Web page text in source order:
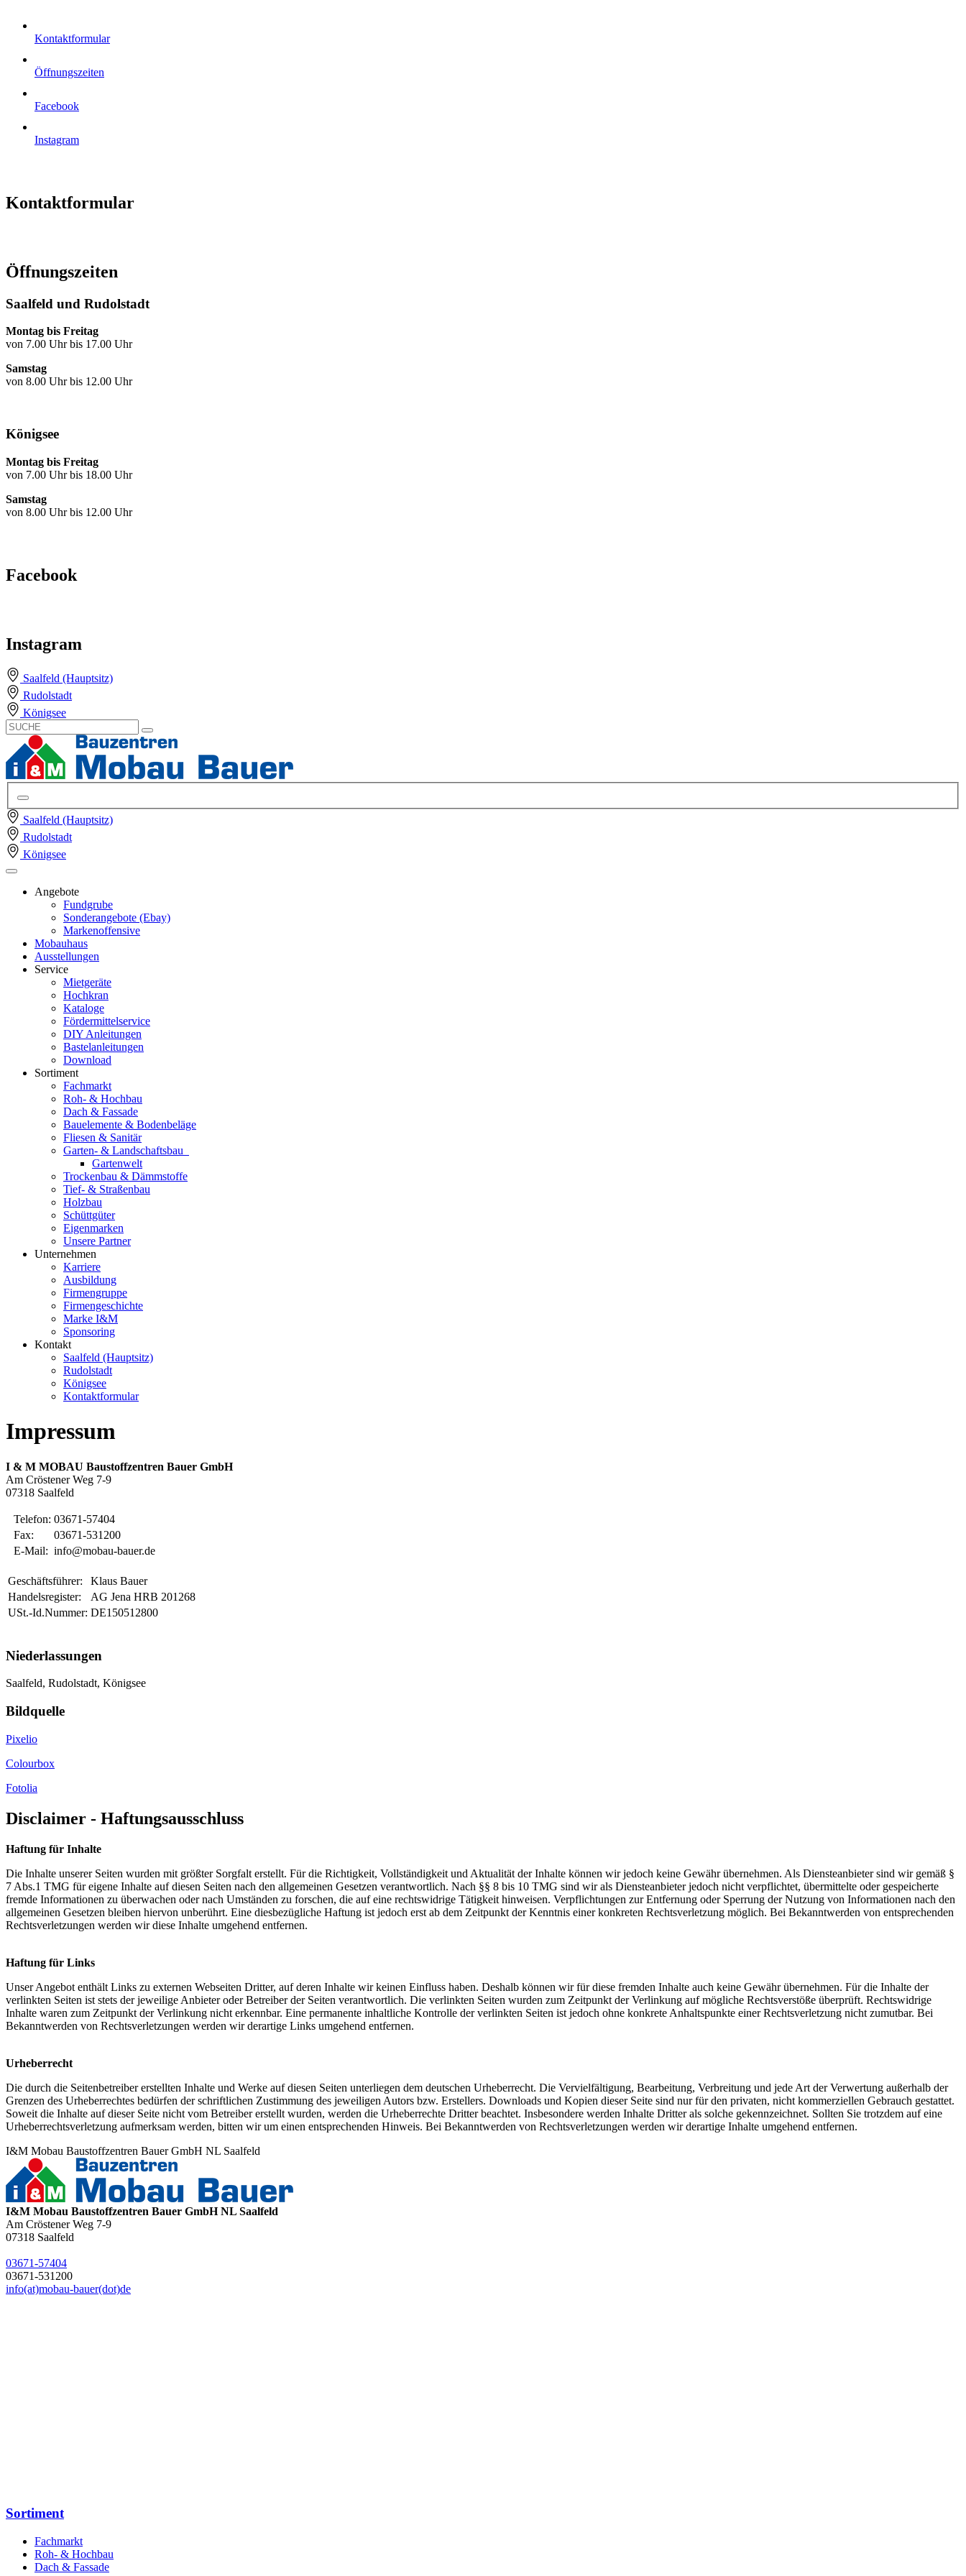
Kontaktformular
Öffnungszeiten
Facebook
Instagram
Kontaktformular
Öffnungszeiten
Saalfeld und Rudolstadt
Montag bis Freitag
von 7.00 Uhr bis 17.00 Uhr
Samstag
von 8.00 Uhr bis 12.00 Uhr
Königsee
Montag bis Freitag
von 7.00 Uhr bis 18.00 Uhr
Samstag
von 8.00 Uhr bis 12.00 Uhr
Facebook
Instagram
Saalfeld (Hauptsitz)
Rudolstadt
Königsee
Saalfeld (Hauptsitz)
Rudolstadt
Königsee
Angebote
Fundgrube
Sonderangebote (Ebay)
Markenoffensive
Mobauhaus
Ausstellungen
Service
Mietgeräte
Hochkran
Kataloge
Fördermittelservice
DIY Anleitungen
Bastelanleitungen
Download
Sortiment
Fachmarkt
Roh- & Hochbau
Dach & Fassade
Bauelemente & Bodenbeläge
Fliesen & Sanitär
Garten- & Landschaftsbau
Gartenwelt
Trockenbau & Dämmstoffe
Tief- & Straßenbau
Holzbau
Schüttgüter
Eigenmarken
Unsere Partner
Unternehmen
Karriere
Ausbildung
Firmengruppe
Firmengeschichte
Marke I&M
Sponsoring
Kontakt
Saalfeld (Hauptsitz)
Rudolstadt
Königsee
Kontaktformular
Impressum
I & M MOBAU Baustoffzentren Bauer GmbH
Am Cröstener Weg 7-9
07318 Saalfeld
Telefon: 03671-57404
Fax:
03671-531200
E-Mail: info@mobau-bauer.de
Geschäftsführer:
Klaus Bauer
Handelsregister:
AG Jena HRB 201268
USt.-Id.Nummer: DE150512800
Niederlassungen
Saalfeld, Rudolstadt, Königsee
Bildquelle
Pixelio
Colourbox
Fotolia
Disclaimer - Haftungsausschluss
Haftung für Inhalte
Die Inhalte unserer Seiten wurden mit größter Sorgfalt erstellt. Für die Richtigkeit, Vollständigkeit und Aktualität der Inhalte können wir jedoch keine Gewähr übernehmen. Als Diensteanbieter sind wir gemäß §
7 Abs.1 TMG für eigene Inhalte auf diesen Seiten nach den allgemeinen Gesetzen verantwortlich. Nach §§ 8 bis 10 TMG sind wir als Diensteanbieter jedoch nicht verpflichtet, übermittelte oder gespeicherte
fremde Informationen zu überwachen oder nach Umständen zu forschen, die auf eine rechtswidrige Tätigkeit hinweisen. Verpflichtungen zur Entfernung oder Sperrung der Nutzung von Informationen nach den
allgemeinen Gesetzen bleiben hiervon unberührt. Eine diesbezügliche Haftung ist jedoch erst ab dem Zeitpunkt der Kenntnis einer konkreten Rechtsverletzung möglich. Bei Bekanntwerden von entsprechenden
Rechtsverletzungen werden wir diese Inhalte umgehend entfernen.
Haftung für Links
Unser Angebot enthält Links zu externen Webseiten Dritter, auf deren Inhalte wir keinen Einfluss haben. Deshalb können wir für diese fremden Inhalte auch keine Gewähr übernehmen. Für die Inhalte der
verlinkten Seiten ist stets der jeweilige Anbieter oder Betreiber der Seiten verantwortlich. Die verlinkten Seiten wurden zum Zeitpunkt der Verlinkung auf mögliche Rechtsverstöße überprüft. Rechtswidrige
Inhalte waren zum Zeitpunkt der Verlinkung nicht erkennbar. Eine permanente inhaltliche Kontrolle der verlinkten Seiten ist jedoch ohne konkrete Anhaltspunkte einer Rechtsverletzung nicht zumutbar. Bei
Bekanntwerden von Rechtsverletzungen werden wir derartige Links umgehend entfernen.
Urheberrecht
Die durch die Seitenbetreiber erstellten Inhalte und Werke auf diesen Seiten unterliegen dem deutschen Urheberrecht. Die Vervielfältigung, Bearbeitung, Verbreitung und jede Art der Verwertung außerhalb der
Grenzen des Urheberrechtes bedürfen der schriftlichen Zustimmung des jeweiligen Autors bzw. Erstellers. Downloads und Kopien dieser Seite sind nur für den privaten, nicht kommerziellen Gebrauch gestattet.
Soweit die Inhalte auf dieser Seite nicht vom Betreiber erstellt wurden, werden die Urheberrechte Dritter beachtet. Insbesondere werden Inhalte Dritter als solche gekennzeichnet. Sollten Sie trotzdem auf eine
Urheberrechtsverletzung aufmerksam werden, bitten wir um einen entsprechenden Hinweis. Bei Bekanntwerden von Rechtsverletzungen werden wir derartige Inhalte umgehend entfernen.
I&M Mobau Baustoffzentren Bauer GmbH NL Saalfeld
I&M Mobau Baustoffzentren Bauer GmbH NL Saalfeld
Am Cröstener Weg 7-9
07318 Saalfeld
03671-57404
03671-531200
info(at)mobau-bauer(dot)de
Sortiment
Fachmarkt
Roh- & Hochbau
Dach & Fassade